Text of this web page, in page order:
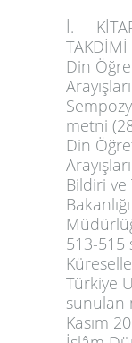
İ.
TAKDİMİ
Din
metni
Din
Bildiri ve
513-515
Türkiye
sunulan
Kasım